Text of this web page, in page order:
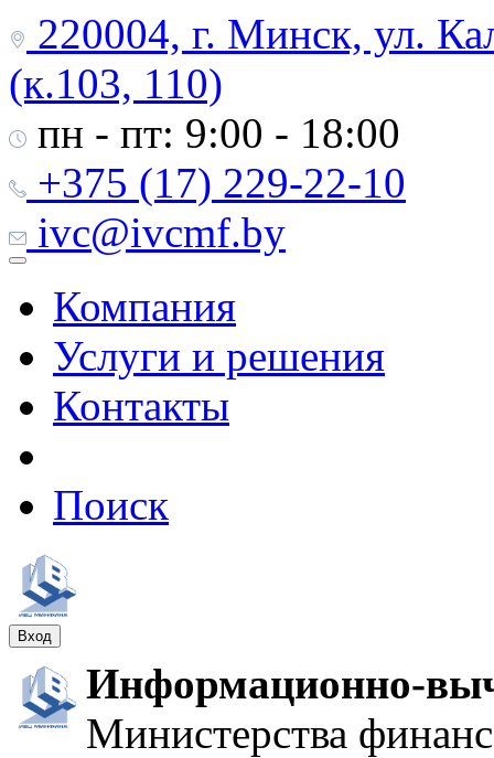
220004, г. Минск, ул.
(к.103, 110)
пн - пт: 9:00 - 18:00
+375 (17) 229-22-10
ivc@ivcmf.by
Компания
Услуги и решения
Контакты
Поиск
Вход
Информационно-
Министерства